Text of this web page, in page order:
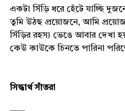
একটা সিঁড়ি ধরে হেঁটে যাচ্ছি
তুমি উঠছ প্রয়োজনে, আমি
সিঁড়ির রহস্য ভেঙে আবার দেখা
কেউ কাউকে চিনতে পারিনা
সিদ্ধার্থ সাঁতরা